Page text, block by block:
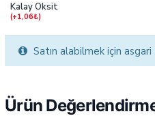
Kalay Oksit
(+1,06₺)
Satın alabilmek için
Ürün